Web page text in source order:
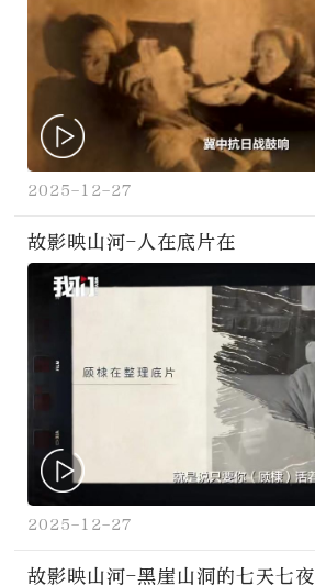
2025-12-27
故影映山河-人在底片在
2025-12-27
故影映山河-黑崖山洞的七天七夜